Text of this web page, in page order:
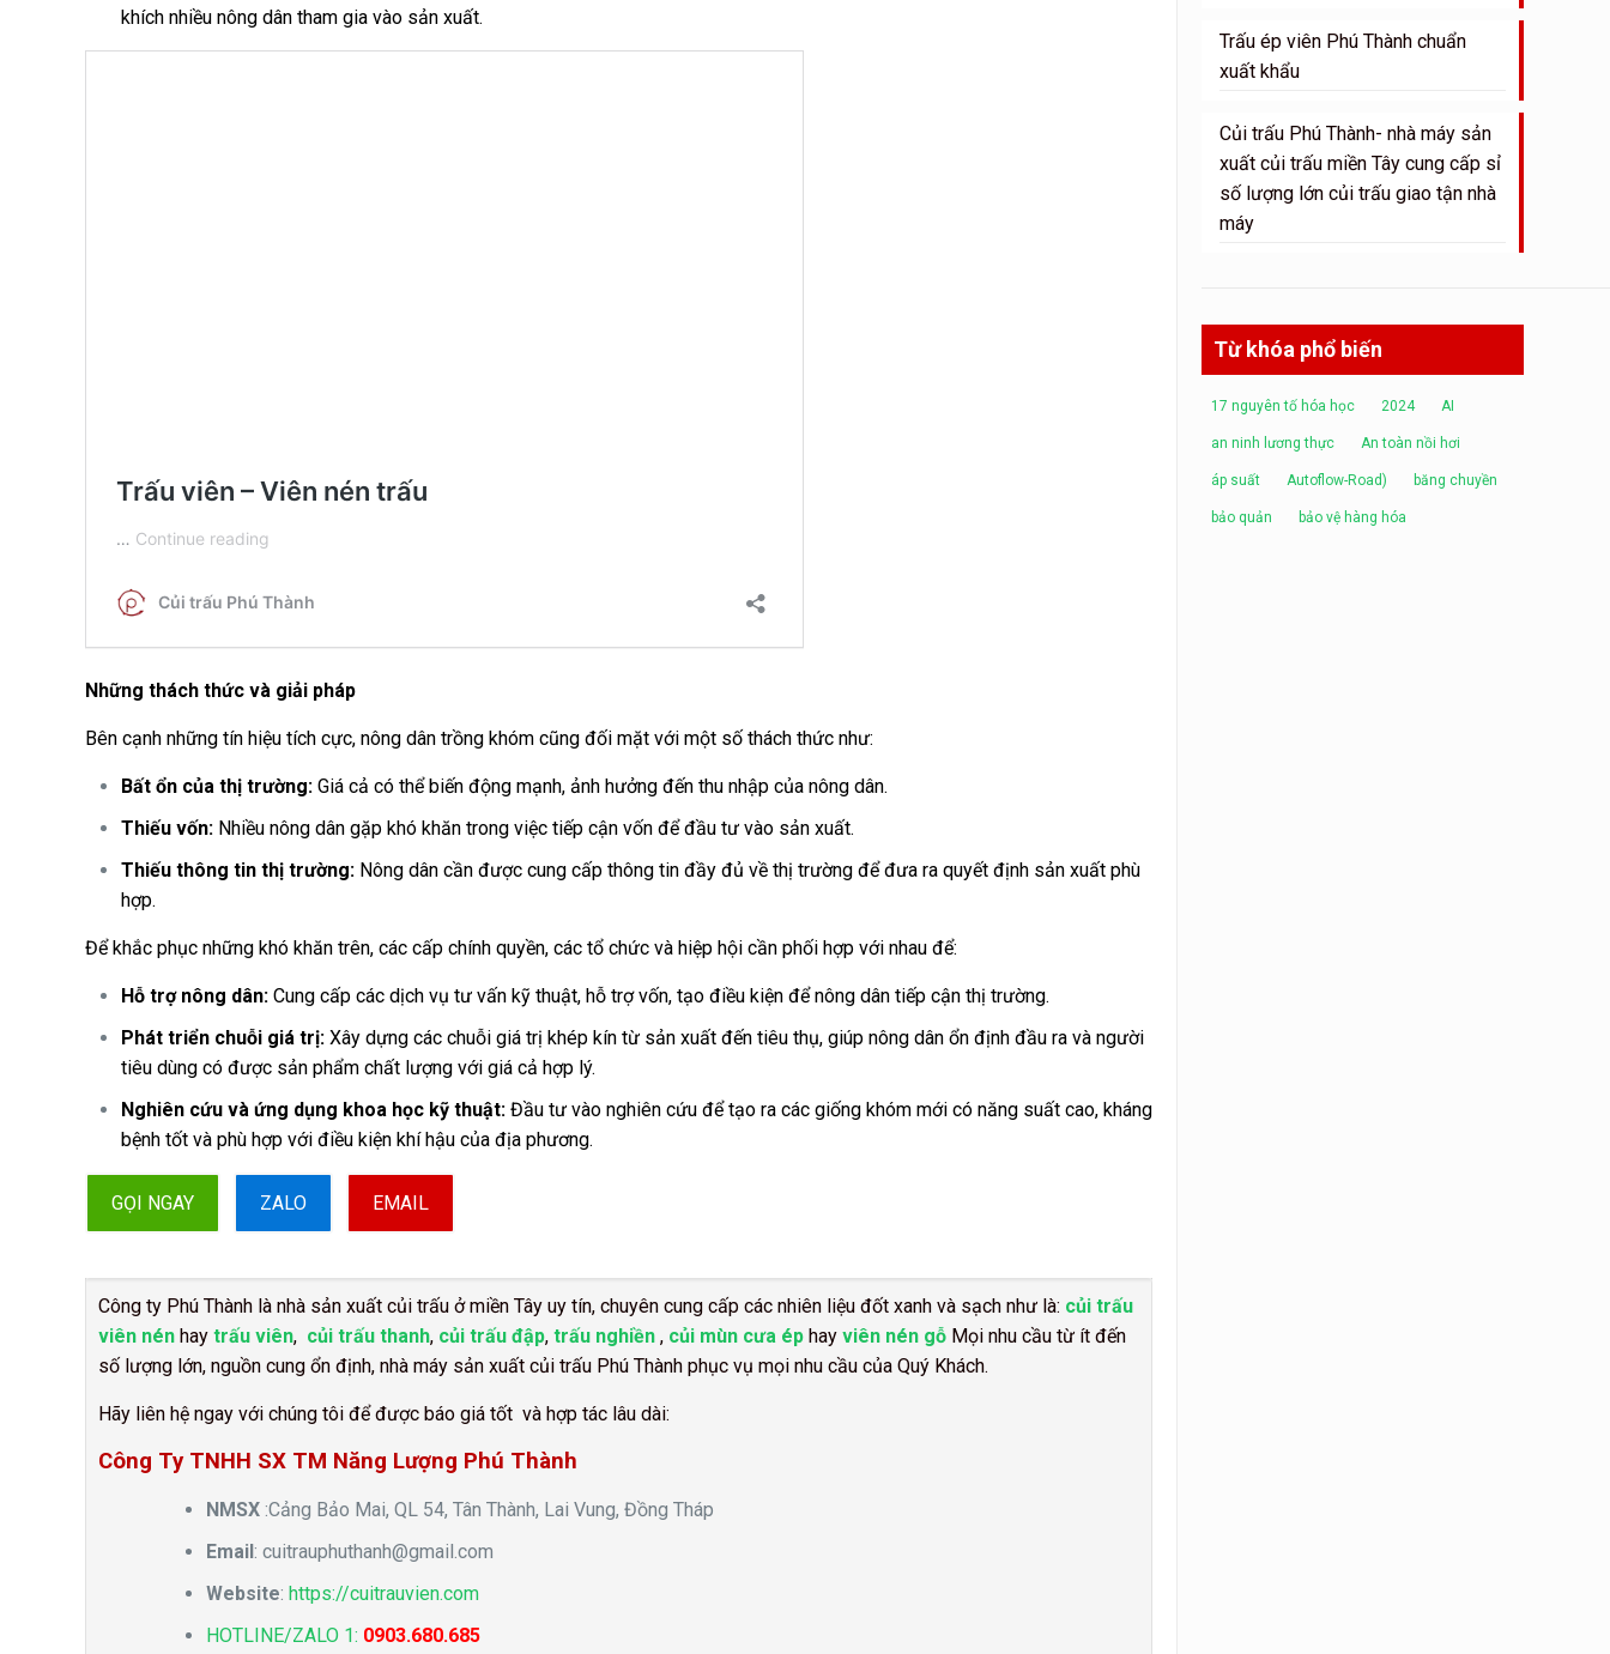
khích nhiều nông dân tham gia vào sản xuất.
Những thách thức và giải pháp
Bên cạnh những tín hiệu tích cực, nông dân trồng khóm cũng đối mặt với một số thách thức như:
Bất ổn của thị trường: Giá cả có thể biến động mạnh, ảnh hưởng đến thu nhập của nông dân.
Thiếu vốn: Nhiều nông dân gặp khó khăn trong việc tiếp cận vốn để đầu tư vào sản xuất.
Thiếu thông tin thị trường: Nông dân cần được cung cấp thông tin đầy đủ về thị trường để đưa ra quyết định sản xuất phù
hợp.
Để khắc phục những khó khăn trên, các cấp chính quyền, các tổ chức và hiệp hội cần phối hợp với nhau để:
Hỗ trợ nông dân: Cung cấp các dịch vụ tư vấn kỹ thuật, hỗ trợ vốn, tạo điều kiện để nông dân tiếp cận thị trường.
Phát triển chuỗi giá trị: Xây dựng các chuỗi giá trị khép kín từ sản xuất đến tiêu thụ, giúp nông dân ổn định đầu ra và người
tiêu dùng có được sản phẩm chất lượng với giá cả hợp lý.
Nghiên cứu và ứng dụng khoa học kỹ thuật: Đầu tư vào nghiên cứu để tạo ra các giống khóm mới có năng suất cao, kháng
bệnh tốt và phù hợp với điều kiện khí hậu của địa phương.
GỌI NGAY ZALO EMAIL
Công ty Phú Thành là nhà sản xuất củi trấu ở miền Tây uy tín, chuyên cung cấp các nhiên liệu đốt xanh và sạch như là: củi trấu
viên nén haytrấu viên, củi trấu thanh, củi trấu đập,trấu nghiền , củi mùn cưa ép hayviên nén gỗ Mọi nhu cầu từ ít đến
số lượng lớn, nguồn cung ổn định, nhà máy sản xuất củi trấu Phú Thành phục vụ mọi nhu cầu của Quý Khách.
Hãy liên hệ ngay với chúng tôi để được báo giá tốt và hợp tác lâu dài:
Công Ty TNHH SX TM Năng Lượng Phú Thành
NMSX :Cảng Bảo Mai, QL 54, Tân Thành, Lai Vung, Đồng Tháp
Email:cuitrauphuthanh@gmail.com
Website:https://cuitrauvien.com
HOTLINE/ZALO 1: 0903.680.685
Trấu ép viên Phú Thành chuẩn
xuất khẩu
Củi trấu Phú Thành- nhà máy sản
xuất củi trấu miền Tây cung cấp sỉ
số lượng lớn củi trấu giao tận nhà
máy
Từ khóa phổ biến
17 nguyên tố hóa học 2024 AI
an ninh lương thực An toàn nồi hơi
áp suất Autoflow-Road) băng chuyền
bảo quản bảo vệ hàng hóa